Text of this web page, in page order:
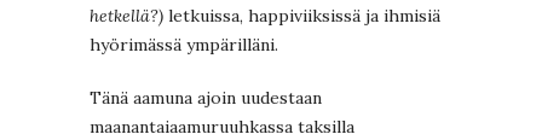
hetkellä?) letkuissa, happiviiksissä ja ihmisiä
hyörimässä ympärilläni.
Tänä aamuna ajoin uudestaan
maanantaiaamuruuhkassa taksilla